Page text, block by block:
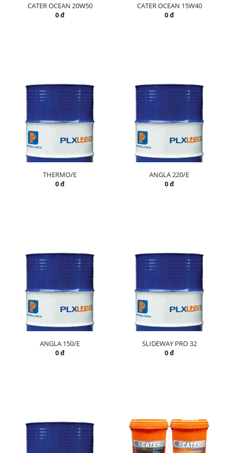
CATER OCEAN 20W50
0 đ
CATER OCEAN 15W40
0 đ
THERMO/E
0 đ
ANGLA 220/E
0 đ
ANGLA 150/E
0 đ
SLIDEWAY PRO 32
0 đ